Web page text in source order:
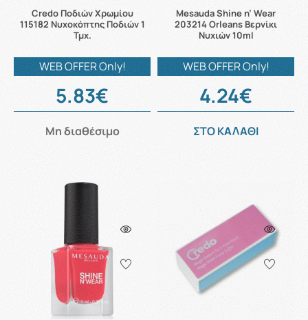
Credo Ποδιών Χρωμίου
115182 Νυχοκόπτης Ποδιών 1
Τμχ.
WEB OFFER Only!
5.83€
Μη διαθέσιμο
Mesauda Shine n’ Wear
203214 Orleans Βερνίκι
Νυχιών 10ml
WEB OFFER Only!
4.24€
ΣΤΟ ΚΑΛΑΘΙ